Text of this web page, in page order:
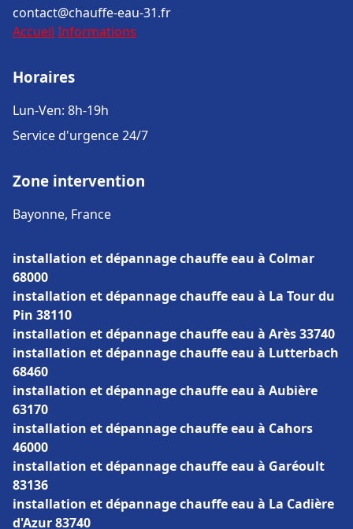
contact@chauffe-eau-31.fr
Accueil Informations
Horaires
Lun-Ven: 8h-19h
Service d'urgence 24/7
Zone intervention
Bayonne, France
installation et dépannage chauffe eau à Colmar
68000
installation et dépannage chauffe eau à La Tour du
Pin 38110
installation et dépannage chauffe eau à Arès 33740
installation et dépannage chauffe eau à Lutterbach
68460
installation et dépannage chauffe eau à Aubière
63170
installation et dépannage chauffe eau à Cahors
46000
installation et dépannage chauffe eau à Garéoult
83136
installation et dépannage chauffe eau à La Cadière
d'Azur 83740